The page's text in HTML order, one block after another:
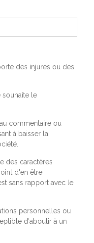
des injures ou des
souhaite le
commentaire ou
à baisser la
des caractères
d'en être
sans rapport avec le
personnelles ou
d'aboutir à un